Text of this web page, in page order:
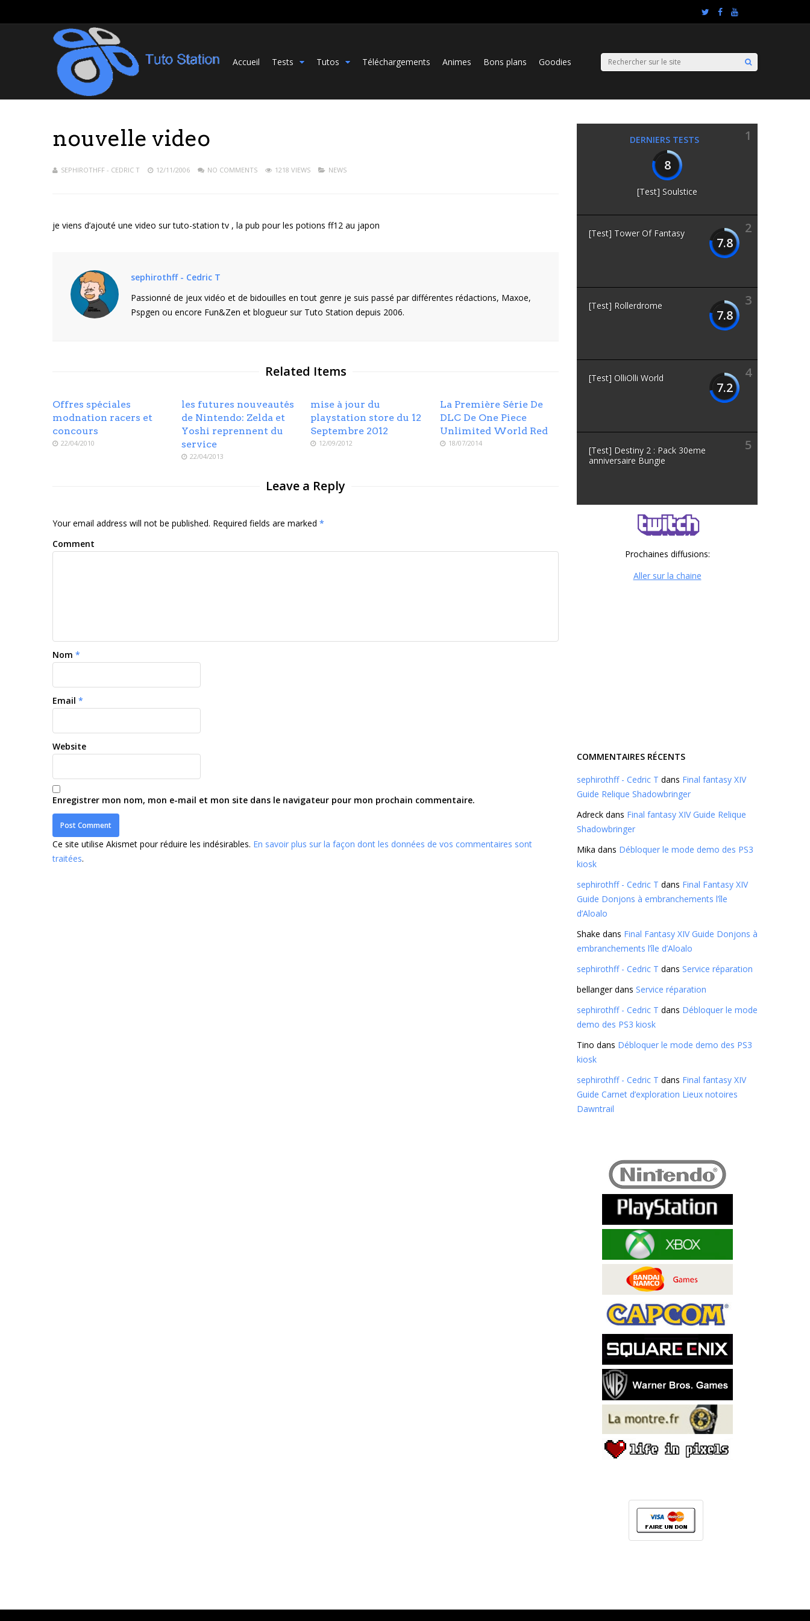
Accueil Tests Tutos Téléchargements Animes Bons plans Goodies
nouvelle video
SEPHIROTHFF - CEDRIC T 12/11/2006 NO COMMENTS 1218 VIEWS NEWS
je viens d’ajouté une video sur tuto-station tv , la pub pour les potions ff12 au japon
sephirothff - Cedric T
Passionné de jeux vidéo et de bidouilles en tout genre je suis passé par différentes rédactions, Maxoe,
Pspgen ou encore Fun&Zen et blogueur sur Tuto Station depuis 2006.
Related Items
Offres spéciales
modnation racers et
concours
22/04/2010
les futures nouveautés
de Nintendo: Zelda et
Yoshi reprennent du
service
22/04/2013
mise à jour du
playstation store du 12
Septembre 2012
12/09/2012
La Première Série De
DLC De One Piece
Unlimited World Red
18/07/2014
Leave a Reply
Your email address will not be published. Required fields are marked *
Comment
Nom *
Email *
Website
Enregistrer mon nom, mon e-mail et mon site dans le navigateur pour mon prochain commentaire.
Ce site utilise Akismet pour réduire les indésirables. En savoir plus sur la façon dont les données de vos commentaires sont
traitées.
DERNIERS TESTS
1
8
[Test] Soulstice
2
7.8
[Test] Tower Of Fantasy
3
7.8
[Test] Rollerdrome
4
7.2
[Test] OlliOlli World
5
[Test] Destiny 2 : Pack 30eme
anniversaire Bungie
Prochaines diffusions:
Aller sur la chaine
COMMENTAIRES RÉCENTS
sephirothff - Cedric T dans Final fantasy XIV
Guide Relique Shadowbringer
Adreck dans Final fantasy XIV Guide Relique
Shadowbringer
Mika dans Débloquer le mode demo des PS3
kiosk
sephirothff - Cedric T dans Final Fantasy XIV
Guide Donjons à embranchements l’île
d’Aloalo
Shake dans Final Fantasy XIV Guide Donjons à
embranchements l’île d’Aloalo
sephirothff - Cedric T dans Service réparation
bellangerdans Service réparation
sephirothff - Cedric T dans Débloquer le mode
demo des PS3 kiosk
Tino dans Débloquer le mode demo des PS3
kiosk
sephirothff - Cedric T dans Final fantasy XIV
Guide Carnet d’exploration Lieux notoires
Dawntrail